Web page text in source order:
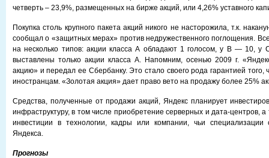
четверть – 23,9%, размещенных на бирже акций, или 4,26% уставного
Покупка столь крупного пакета акций никого не насторожила, т.к.
сообщал о «защитных мерах» против недружественного поглощения.
на несколько типов: акции класса А обладают 1 голосом, у B — 10,
выставлены только акции класса А. Напомним, осенью 2009 г.
акцию» и передал ее Сбербанку. Это стало своего рода гарантией того,
иностранцам. «Золотая акция» дает право вето на продажу более 25%
Средства, полученные от продажи акций, Яндекс планирует
инфраструктуру, в том числе приобретение серверных и дата-центров,
инвестиции в технологии, кадры или компании, чьи
Яндекса.
Прогнозы